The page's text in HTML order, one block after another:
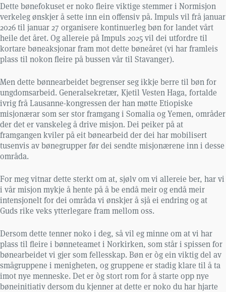
Dette bønefokuset er noko fleire viktige stemmer i Normisjon
verkeleg ønskjer å sette inn ein offensiv på. Impuls vil frå januar
2026 til januar 27 organisere kontinuerleg bøn for landet vårt
heile det året. Og allereie på Impuls 2025 vil dei utfordre til
kortare bøneaksjonar fram mot dette bøneåret (vi har framleis
plass til nokon fleire på bussen vår til Stavanger).
Men dette bønnearbeidet begrenser seg ikkje berre til bøn for
ungdomsarbeid. Generalsekretær, Kjetil Vesten Haga, fortalde
ivrig frå Lausanne-kongressen der han møtte Etiopiske
misjonærar som ser stor framgang i Somalia og Yemen, områder
der det er vanskeleg å drive misjon. Dei peiker på at
framgangen kviler på eit bønearbeid der dei har mobilisert
tusenvis av bønegrupper før dei sendte misjonærene inn i desse
områda.
For meg vitnar dette sterkt om at, sjølv om vi allereie ber, har vi
i vår misjon mykje å hente på å be endå meir og endå meir
intensjonelt for dei områda vi ønskjer å sjå ei endring og at
Guds rike veks ytterlegare fram mellom oss.
Dersom dette tenner noko i deg, så vil eg minne om at vi har
plass til fleire i bønneteamet i Norkirken, som står i spissen for
bønearbeidet vi gjer som fellesskap. Bøn er òg ein viktig del av
smågruppene i menigheten, og gruppene er stadig klare til å ta
imot nye menneske. Det er òg stort rom for å starte opp nye
bøneinitiativ dersom du kjenner at dette er noko du har hjarte